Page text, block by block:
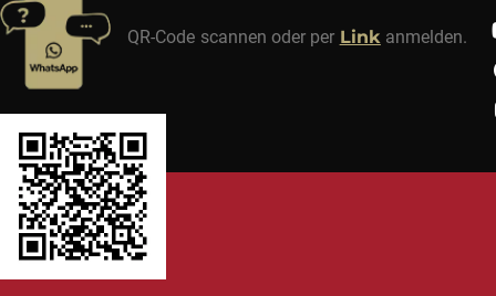
QR-Code scannen oder per Linkanmelden.